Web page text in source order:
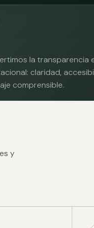
la transparencia
claridad,
comprensible.
y